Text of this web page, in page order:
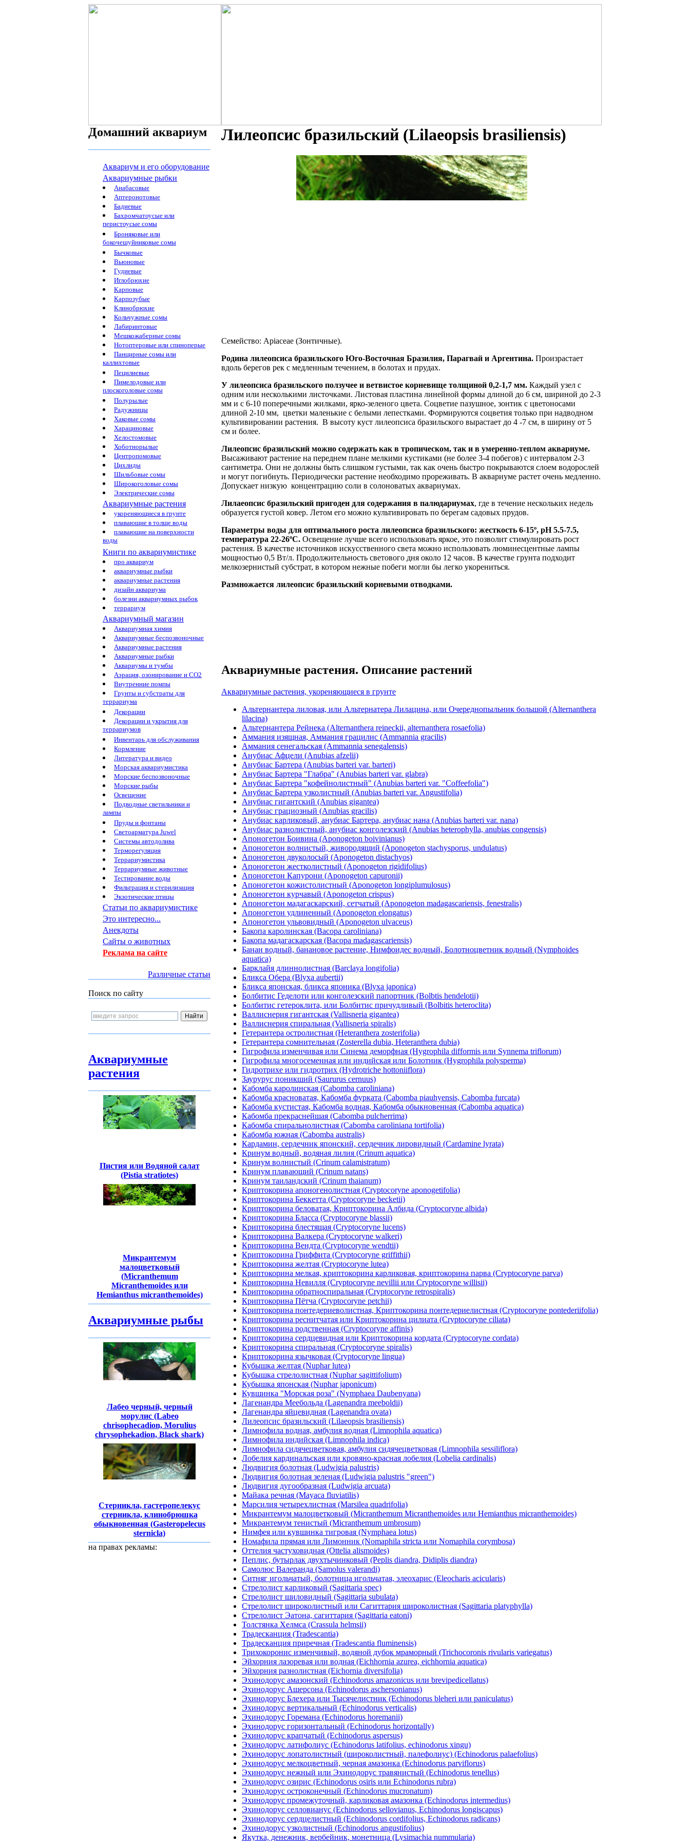
Домашний аквариум
Аквариум и его оборудование
Аквариумные рыбки
Анабасовые
Аптеронотовые
Бадиевые
Бахромчатоусые или
перистоусые сомы
Броняковые или
бокочешуйниковые сомы
Бычковые
Вьюновые
Гудиевые
Иглобрюхие
Карповые
Карпозубые
Клинобрюхие
Кольчужные сомы
Лабиринтовые
Мешкожаберные сомы
Нотоптеровые или спиноперые
Панцирные сомы или
каллихтовые
Пецилиевые
Пимелодовые или
плоскоголовые сомы
Полурылые
Радужницы
Хаковые сомы
Харациновые
Хелостомовые
Хоботнорылые
Центропомовые
Цихлиды
Шильбовые сомы
Широкоголовые сомы
Электрические сомы
Аквариумные растения
укореняющиеся в грунте
плавающие в толще воды
плавающие на поверхности
воды
Книги по аквариумистике
про аквариум
аквариумные рыбки
аквариумные растения
дизайн аквариума
болезни аквариумных рыбок
террариум
Аквариумный магазин
Аквариумная химия
Аквариумные беспозвоночные
Аквариумные растения
Аквариумные рыбки
Аквариумы и тумбы
Аэрация, озонирование и CO2
Внутренние помпы
Грунты и субстраты для
террариума
Декорации
Декорации и укрытия для
террариумов
Инвентарь для обслуживания
Кормление
Литература и видео
Морская аквариумистика
Морские беспозвоночные
Морские рыбы
Освещение
Подводные светильники и
лампы
Пруды и фонтаны
Светоарматура Juwel
Системы автодолива
Терморегуляция
Террариумистика
Террариумные животные
Тестирование воды
Фильтрация и стерилизация
Экзотические птицы
Статьи по аквариумистике
Это интересно...
Анекдоты
Сайты о животных
Реклама на сайте
Различные статьи
Поиск по сайту
Аквариумные
растения
Пистия или Водяной салат
(Pistia stratiotes)
Микрантемум
малоцветковый
(Micranthemum
Micranthemoides или
Hemianthus micranthemoides)
Аквариумные рыбы
Лабео черный, черный
морулис (Labeo
chrisophecadion, Morulius
chrysophekadion, Black shark)
Стерникла, гастеропелекус
стерникла, клинобрюшка
обыкновенная (Gasteropelecus
sternicla)
на правах рекламы:
Лилеопсис бразильский (Lilaeopsis brasiliensis)
Семейство: Apiaceae (Зонтичные).
Родина лилеопсиса бразильского Юго-Восточная Бразилия, Парагвай и Аргентина. Произрастает
вдоль берегов рек с медленным течением, в болотах и прудах.
У лилеопсиса бразильского ползучее и ветвистое корневище толщиной 0,2-1,7 мм. Каждый узел с
одним или несколькими листочками. Листовая пластина линейной формы длиной до 6 см, шириной до 2-3
мм и с 6-10 поперечными жилками, ярко-зеленого цвета. Соцветие пазушное, зонтик с цветоносами
длиной 2-10 мм, цветки маленькие с белыми лепестками. Формируются соцветия только при надводном
культивировании растения. В высоту куст лилеопсиса бразильского вырастает до 4 -7 см, в ширину от 5
см и более.
Лилеопсис бразильский можно содержать как в тропическом, так и в умеренно-теплом аквариуме.
Высаживают растение на переднем плане мелкими кустиками (не более 3-4 побегов) с интервалом 2-3
сантиметра. Они не должны быть слишком густыми, так как очень быстро покрываются слоем водорослей
и могут погибнуть. Периодически растение необходимо прореживать. В аквариуме растет очень медленно.
Допускает низкую концентрацию соли в солоноватых аквариумах.
Лилаеопсис бразильский пригоден для содержания в палюдариумах, где в течение нескольких недель
образуется густой ковер. Летом его можно культивировать по берегам садовых прудов.
Параметры воды для оптимального роста лилеопсиса бразильского: жесткость 6-15º, pH 5.5-7.5,
температура 22-26ºC. Освещение лучше всего использовать яркое, это позволит стимулировать рост
растения. В качестве источников искусственного света можно использовать люминесцентные лампы
мощностью 0,5 Вт/л. Продолжительность светового дня около 12 часов. В качестве грунта подходит
мелкозернистый субстрат, в котором нежные побеги могли бы легко укорениться.
Размножается лилеопсис бразильский корневыми отводками.
Аквариумные растения. Описание растений
Аквариумные растения, укореняющиеся в грунте
Альтернантера лиловая, или Альтернатера Лилацина, или Очереднопыльник большой (Alternanthera
lilacina)
Альтернантера Рейнека (Alternanthera reineckii, alternanthera rosaefolia)
Аммания изящная, Аммания грацилис (Ammannia gracilis)
Аммания сенегальская (Ammannia senegalensis)
Анубиас Афцели (Anubias afzelii)
Анубиас Бартера (Anubias barteri var. barteri)
Анубиас Бартера "Глабра" (Anubias barteri var. glabra)
Анубиас Бартера "кофейнолистный" (Anubias barteri var. "Coffeefolia")
Анубиас Бартера узколистный (Anubias barteri var. Angustifolia)
Анубиас гигантский (Anubias gigantea)
Анубиас грациозный (Anubias gracilis)
Анубиас карликовый, анубиас Бартера, анубиас нана (Anubias barteri var. nana)
Анубиас разнолистный, анубиас конголезский (Anubias heterophylla, anubias congensis)
Апоногетон Боивина (Aponogeton boivinianus)
Апоногетон волнистый, живородящий (Aponogeton stachysporus, undulatus)
Апоногетон двуколосый (Aponogeton distachyos)
Апоногетон жестколистный (Aponogeton rigidifolius)
Апоногетон Капурони (Aponogeton capuronii)
Апоногетон кожистолистный (Aponogeton longiplumulosus)
Апоногетон курчавый (Aponogeton crispus)
Апоногетон мадагаскарский, сетчатый (Aponogeton madagascariensis, fenestralis)
Апоногетон удлиненный (Aponogeton elongatus)
Апоногетон ульвовидный (Aponogeton ulvaceus)
Бакопа каролинская (Bасора caroliniana)
Бакопа мадагаскарская (Bacopa madagascariensis)
Банан водный, банановое растение, Нимфоидес водный, Болотноцветник водный (Nymphoides
aquatica)
Барклайя длиннолистная (Barclaya longifolia)
Бликса Обера (Blyxa aubertii)
Бликса японская, бликса японика (Blyxa japonica)
Болбитис Геделоти или конголезский папортник (Bolbtis hendelotii)
Болбитис гетероклита, или Болбитис причудливый (Bolbitis heteroclita)
Валлиснерия гигантская (Vallisneria gigantea)
Валлиснерия спиральная (Vallisneria spiralis)
Гетерантера остролистная (Heteranthera zosterifolia)
Гетерантера сомнительная (Zosterella dubia, Heteranthera dubia)
Гигрофила изменчивая или Синема деморфная (Hygrophila difformis или Synnema triflorum)
Гигрофила многосеменная или индийская или Болотник (Hygrophila polysperma)
Гидротрихе или гидротрих (Hydrotriche hottoniiflora)
Заурурус поникший (Saururus cernuus)
Кабомба каролинская (Cabomba caroliniana)
Кабомба красноватая, Кабомба фурката (Cabomba piauhyensis, Cabomba furcata)
Кабомба кустистая, Кабомба водная, Кабомба обыкновенная (Cabomba aquatica)
Кабомба прекраснейшая (Cabomba pulcherrima)
Кабомба спиральнолистная (Cabomba caroliniana tortifolia)
Кабомба южная (Cabomba australis)
Кардамин, сердечник японский, сердечник лировидный (Cardamine lyrata)
Кринум водный, водяная лилия (Crinum aquatica)
Кринум волнистый (Crinum calamistratum)
Кринум плавающий (Crinum natans)
Кринум таиландский (Crinum thaianum)
Криптокорина апоногенолистная (Cryptocoryne aponogetifolia)
Криптокорина Беккетта (Cryptocoryne becketii)
Криптокорина беловатая, Криптокорина Албида (Cryptocoryne albida)
Криптокорина Бласса (Cryptocoryne blassii)
Криптокорина блестящая (Cryptocoryne lucens)
Криптокорина Валкера (Cryptocoryne walkeri)
Криптокорина Вендта (Cryptocoryne wendtii)
Криптокорина Гриффита (Cryptocoryne griffithii)
Криптокорина желтая (Cryptocoryne lutea)
Криптокорина мелкая, криптокорина карликовая, криптокорина парва (Cryptocoryne parva)
Криптокорина Невилля (Cryptocoryne nevillii или Cryptocoryne willisii)
Криптокорина обратноспиральная (Cryptocoryne retrospiralis)
Криптокорина Пётча (Cryptocoryne petchii)
Криптокорина понтедериеволистная, Криптокорина понтедериелистная (Cryptocoryne pontederiifolia)
Криптокорина реснитчатая или Криптокорина цилиата (Cryptocoryne ciliata)
Криптокорина родственная (Cryptocoryne affinis)
Криптокорина сердцевидная или Криптокорина кордата (Cryptocoryne cordata)
Криптокорина спиральная (Cryptocoryne spiralis)
Криптокорина язычковая (Cryptocoryne lingua)
Кубышка желтая (Nuphar lutea)
Кубышка стрелолистная (Nuphar sagittifolium)
Кубышка японская (Nuphar japonicum)
Кувшинка "Морская роза" (Nymphaea Daubenyana)
Лагенандра Меебольда (Lagenandra meeboldii)
Лагенандра яйцевидная (Lagenandra ovata)
Лилеопсис бразильский (Lilaeopsis brasiliensis)
Лимнофила водная, амбулия водная (Limnophila aquatica)
Лимнофила индийская (Limnophila indica)
Лимнофила сидячецветковая, амбулия сидячецветковая (Limnophila sessiliflora)
Лобелия кардинальская или кровяно-красная лобелия (Lobelia cardinalis)
Людвигия болотная (Ludwigia palustris)
Людвигия болотная зеленая (Ludwigia palustris "green")
Людвигия дугообразная (Ludwigia arcuata)
Майака речная (Mayaca fluviatilis)
Марсилия четырехлистная (Marsilea quadrifolia)
Микрантемум малоцветковый (Micranthemum Micranthemoides или Hemianthus micranthemoides)
Микрантемум тенистый (Micranthemum umbrosum)
Нимфея или кувшинка тигровая (Nymphaea lotus)
Номафила прямая или Лимонник (Nomaphila stricta или Nomaphila corymbosa)
Оттелия частуховидная (Ottelia alismoides)
Пеплис, бутырлак двухтычинковый (Peplis diandra, Didiplis diandra)
Самолюс Валеранда (Samolus valerandi)
Ситняг игольчатый, болотница игольчатая, элеохарис (Eleocharis acicularis)
Стрелолист карликовый (Sagittaria spec)
Стрелолист шиловидный (Sagittaria subulata)
Стрелолист широколистный или Сагиттария широколистная (Sagittaria platyphylla)
Стрелолист Эатона, сагиттария (Sagittaria eatoni)
Толстянка Хелмса (Crassula helmsii)
Традесканция (Tradescantia)
Традесканция приречная (Tradescantia fluminensis)
Трихокоронис изменчивый, водяной дубок мраморный (Trichocoronis rivularis variegatus)
Эйхорния лазоревая или водная (Eichhornia azurea, eichhornia aquatica)
Эйхорния разнолистная (Eichornia diversifolia)
Эхинодорус амазонский (Echinodorus amazonicus или brevipedicellatus)
Эхинодорус Ашерсона (Echinodorus aschersonianus)
Эхинодорус Блехера или Тысячелистник (Echinodorus bleheri или paniculatus)
Эхинодорус вертикальный (Echinodorus verticalis)
Эхинодорус Горемана (Echinodorus horemanii)
Эхинодорус горизонтальный (Echinodorus horizontally)
Эхинодорус крапчатый (Echinodorus aspersus)
Эхинодорус латифолиус (Echinodorus latifolius, echinodorus xingu)
Эхинодорус лопатолистный (широколистный, палефолиус) (Echinodorus palaefolius)
Эхинодорус мелкоцветный, черная амазонка (Echinodorus parviflorus)
Эхинодорус нежный или Эхинодорус травянистый (Echinodorus tenellus)
Эхинодорус озирис (Echinodorus osiris или Echinodorus rubra)
Эхинодорус остроконечный (Echinodorus mucronatum)
Эхинодорус промежуточный, карликовая амазонка (Echinodorus intermedius)
Эхинодорус селловианус (Echinodorus sellovianus, Echinodorus longiscapus)
Эхинодорус сердцелистный (Echinodorus cordifolius, Echinodorus radicans)
Эхинодорус узколистный (Echinodorus angustifolius)
Якутка, денежник, вербейник, монетница (Lysimachia nummularia)